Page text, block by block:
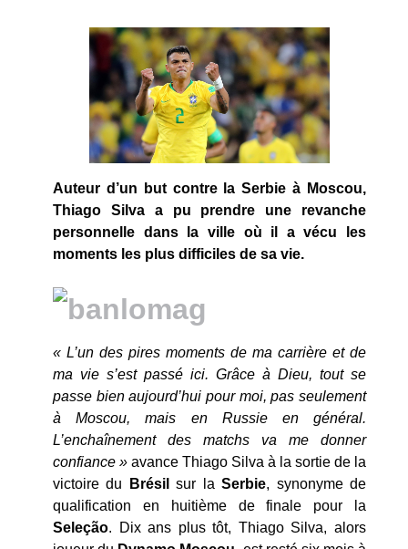
Auteur d’un but contre la Serbie à Moscou,
Thiago Silva a pu prendre une revanche
personnelle dans la ville où il a vécu les
moments les plus difficiles de sa vie.
« L’un des pires moments de ma carrière et de
ma vie s’est passé ici. Grâce à Dieu, tout se
passe bien aujourd’hui pour moi, pas seulement
à Moscou, mais en Russie en général.
L’enchaînement des matchs va me donner
confiance » avance Thiago Silva à la sortie de la
victoire du
Brésil sur laSerbie, synonyme de
qualification en huitième de finale pour la
Seleção. Dix ans plus tôt, Thiago Silva, alors